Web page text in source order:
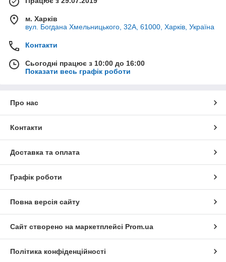
м. Харків
вул. Богдана Хмельницького, 32А, 61000, Харків, Україна
Контакти
Сьогодні працює з 10:00 до 16:00
Показати весь графік роботи
Про нас
Контакти
Доставка та оплата
Графік роботи
Повна версія сайту
Сайт створено на маркетплейсі Prom.ua
Політика конфіденційності